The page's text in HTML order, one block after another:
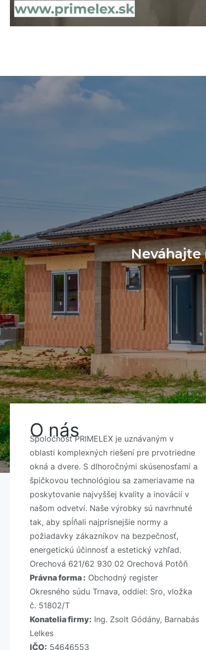
Neváhajte
O nás
Spoločnosť PRIMELEX je uznávaným v
oblasti komplexných riešení pre prvotriedne
okná a dvere. S dlhoročnými skúsenosťami a
špičkovou technológiou sa zameriavame na
poskytovanie najvyššej kvality a inovácií v
našom odvetví. Naše výrobky sú navrhnuté
tak, aby spĺňali najprísnejšie normy a
požiadavky zákazníkov na bezpečnosť,
energetickú účinnosť a estetický vzhľad.
Orechová 621/62 930 02 Orechová Potôň
Právna forma : Obchodný register
Okresného súdu Trnava, oddiel: Sro, vložka
č. 51802/T
Konatelia firmy: Ing. Zsolt Gódány, Barnabás
Lelkes
IČO: 54646553